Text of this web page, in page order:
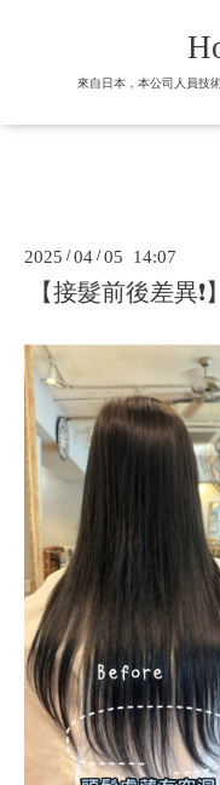
來自日本，本公司人員技
2025 /04 /05 14:07
【接髮前後差異❗️】